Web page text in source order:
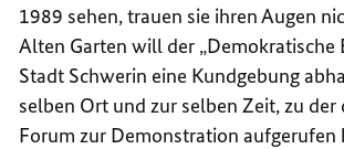
1989 sehen, trauen sie ihren Augen
Alten Garten will der „Demokratische
Stadt Schwerin eine Kundgebung
selben Ort und zur selben Zeit, zu der
Forum zur Demonstration aufgerufen